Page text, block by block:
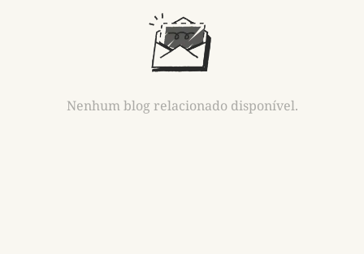
Nenhum blog relacionado disponível.